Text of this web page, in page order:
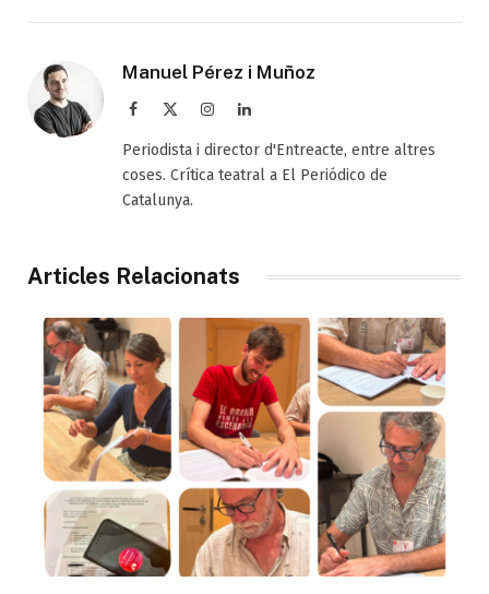
Manuel Pérez i Muñoz
Facebook InstagramLinkedIn
Periodista i director d'Entreacte, entre altres
coses. Crítica teatral a El Periódico de
Catalunya.
Articles Relacionats